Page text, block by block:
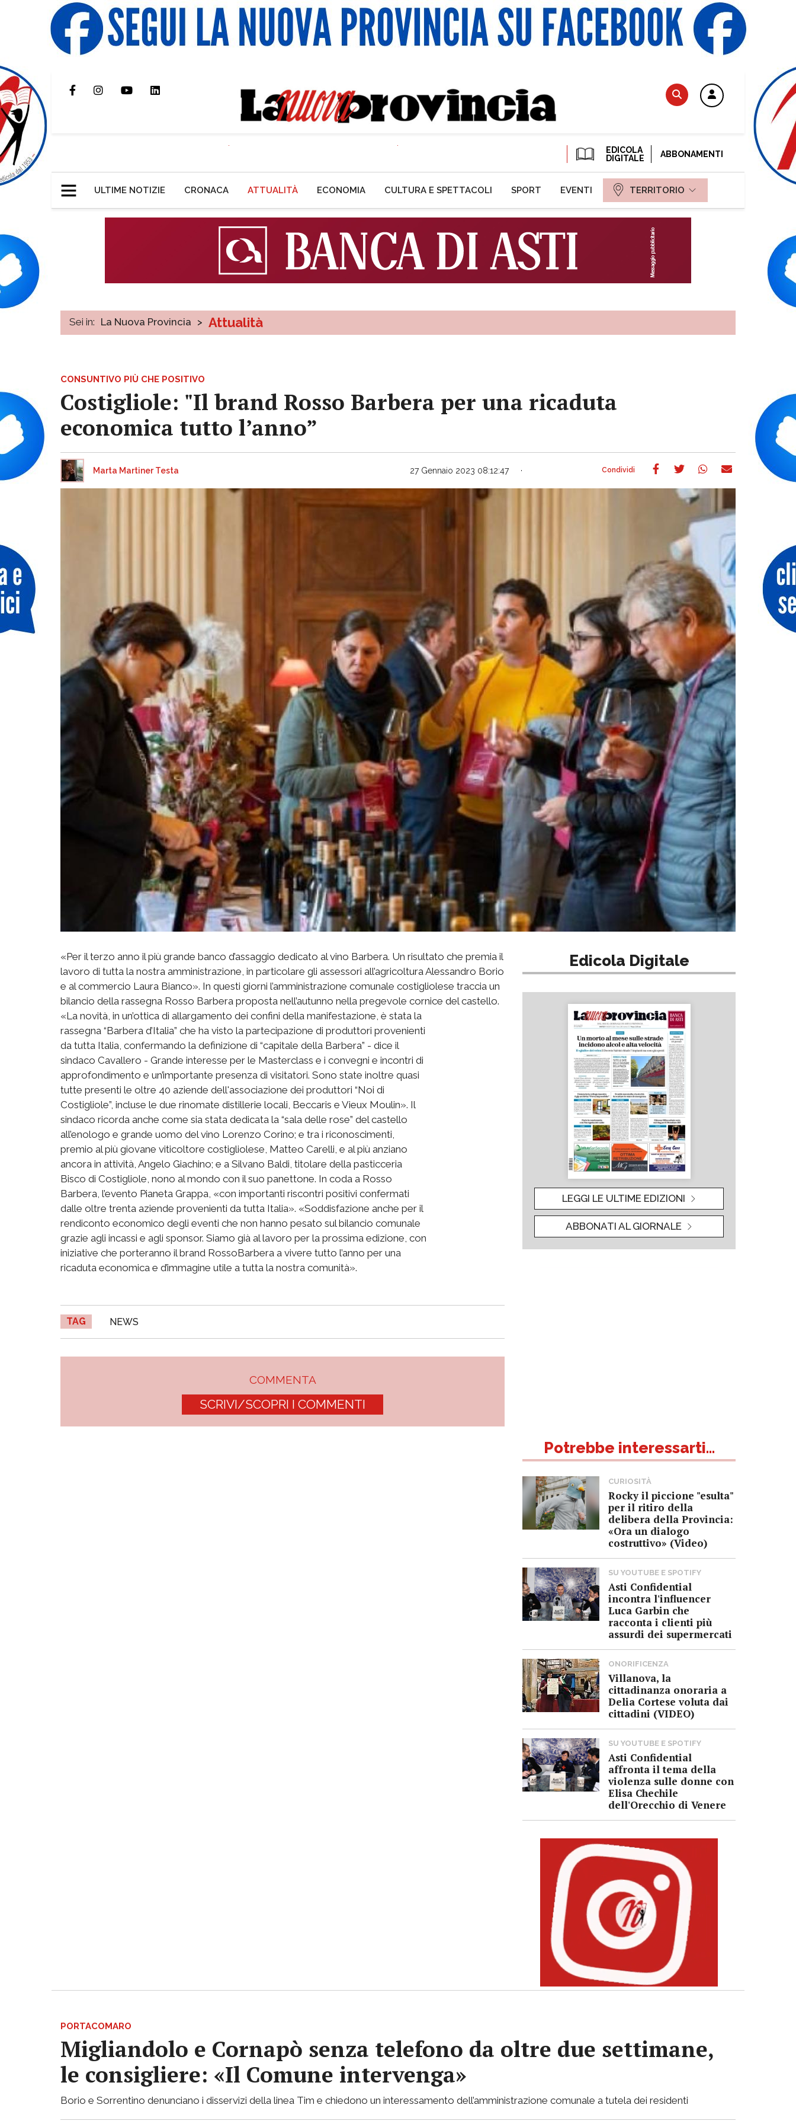
EDICOLA
DIGITALE
ABBONAMENTI
ULTIME NOTIZIE CRONACA ATTUALITÀ ECONOMIA CULTURA E SPETTACOLI SPORT EVENTI TERRITORIO
Sei in: La Nuova Provincia > Attualità
CONSUNTIVO PIÙ CHE POSITIVO
Costigliole: "Il brand Rosso Barbera per una ricaduta
economica tutto l’anno”
Marta Martiner Testa 27 Gennaio 2023 08:12:47
«Per il terzo anno il più grande banco d’assaggio dedicato al vino Barbera. Un risultato che premia il
lavoro di tutta la nostra amministrazione, in particolare gli assessori all’agricoltura Alessandro Borio
e al commercio Laura Bianco». In questi giorni l’amministrazione comunale costigliolese traccia un
bilancio della rassegna Rosso Barbera proposta nell’autunno nella pregevole cornice del castello.
«La novità, in un’ottica di allargamento dei confini della manifestazione, è stata la
rassegna “Barbera d’Italia” che ha visto la partecipazione di produttori provenienti
da tutta Italia, confermando la definizione di “capitale della Barbera” - dice il
sindaco Cavallero - Grande interesse per le Masterclass e i convegni e incontri di
approfondimento e un’importante presenza di visitatori. Sono state inoltre quasi
tutte presenti le oltre 40 aziende dell'associazione dei produttori “Noi di
Costigliole”, incluse le due rinomate distillerie locali, Beccaris e Vieux Moulin». Il
sindaco ricorda anche come sia stata dedicata la “sala delle rose” del castello
all’enologo e grande uomo del vino Lorenzo Corino; e tra i riconoscimenti,
premio al più giovane viticoltore costigliolese, Matteo Carelli, e al più anziano
ancora in attività, Angelo Giachino; e a Silvano Baldi, titolare della pasticceria
Bisco di Costigliole, nono al mondo con il suo panettone. In coda a Rosso
Barbera, l’evento Pianeta Grappa, «con importanti riscontri positivi confermati
dalle oltre trenta aziende provenienti da tutta Italia». «Soddisfazione anche per il
rendiconto economico degli eventi che non hanno pesato sul bilancio comunale
grazie agli incassi e agli sponsor. Siamo già al lavoro per la prossima edizione, con
iniziative che porteranno il brand RossoBarbera a vivere tutto l’anno per una
ricaduta economica e d’immagine utile a tutta la nostra comunità».
TAG NEWS
COMMENTA
SCRIVI/SCOPRI I COMMENTI
Edicola Digitale
LEGGI LE ULTIME EDIZIONI
ABBONATI AL GIORNALE
Potrebbe interessarti...
CURIOSITÀ
Rocky il piccione "esulta"
per il ritiro della
delibera della Provincia:
«Ora un dialogo
costruttivo» (Video)
SU YOUTUBE E SPOTIFY
Asti Confidential
incontra l'influencer
Luca Garbin che
racconta i clienti più
assurdi dei supermercati
ONORIFICENZA
Villanova, la
cittadinanza onoraria a
Delia Cortese voluta dai
cittadini (VIDEO)
SU YOUTUBE E SPOTIFY
Asti Confidential
affronta il tema della
violenza sulle donne con
Elisa Chechile
dell'Orecchio di Venere
PORTACOMARO
Migliandolo e Cornapò senza telefono da oltre due settimane,
le consigliere: «Il Comune intervenga»
Borio e Sorrentino denunciano i disservizi della linea Tim e chiedono un interessamento dell’amministrazione comunale a tutela dei residenti